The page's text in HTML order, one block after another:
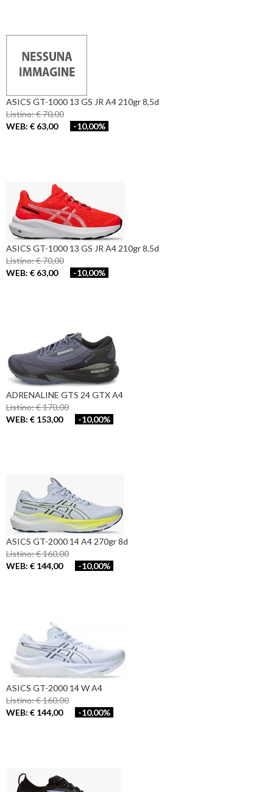
ASICS GT-1000 13 GS JR A4 210gr 8,5d
Listino: € 70,00
WEB: € 63,00
-10,00%
ASICS GT-1000 13 GS JR A4 210gr 8,5d
Listino: € 70,00
WEB: € 63,00
-10,00%
ADRENALINE GTS 24 GTX A4
Listino: € 170,00
WEB: € 153,00
-10,00%
ASICS GT-2000 14 A4 270gr 8d
Listino: € 160,00
WEB: € 144,00
-10,00%
ASICS GT-2000 14 W A4
Listino: € 160,00
WEB: € 144,00
-10,00%